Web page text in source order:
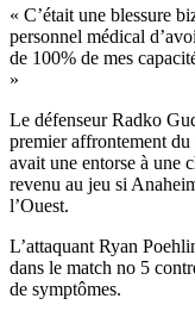
« C’était une blessure
personnel médical
de 100% de mes
»
Le défenseur Radko
premier affrontement
avait une entorse à une
revenu au jeu si
l’Ouest.
L’attaquant Ryan
dans le match no 5
de symptômes.